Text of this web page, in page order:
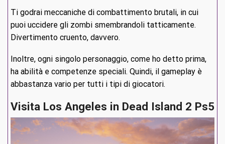
Ti godrai meccaniche di combattimento brutali, in cui
puoi uccidere gli zombi smembrandoli tatticamente.
Divertimento cruento, davvero.
Inoltre, ogni singolo personaggio, come ho detto prima,
ha abilità e competenze speciali. Quindi, il gameplay è
abbastanza vario per tutti i tipi di giocatori.
Visita Los Angeles in Dead Island 2 Ps5